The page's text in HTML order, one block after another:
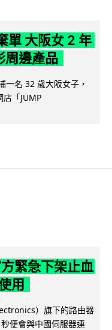
單 大阪女 2 年
周邊產品
一名 32 歲大阪女子，
「JUMP
緊急下架止血
用
）旗下的路由器
便會與中國伺服器連